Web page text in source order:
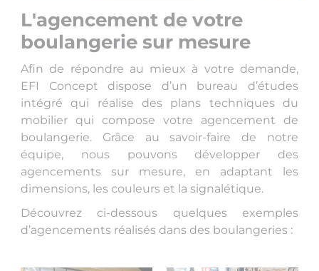
L'agencement de votre
boulangerie sur mesure
Afin de répondre au mieux à votre demande,
EFI Concept dispose d’un bureau d’études
intégré qui réalise des plans techniques du
mobilier qui compose votre agencement de
boulangerie. Grâce au savoir-faire de notre
équipe, nous pouvons développer des
agencements sur mesure, en adaptant les
dimensions, les couleurs et la signalétique.
Découvrez ci-dessous quelques exemples
d’agencements réalisés dans des boulangeries :